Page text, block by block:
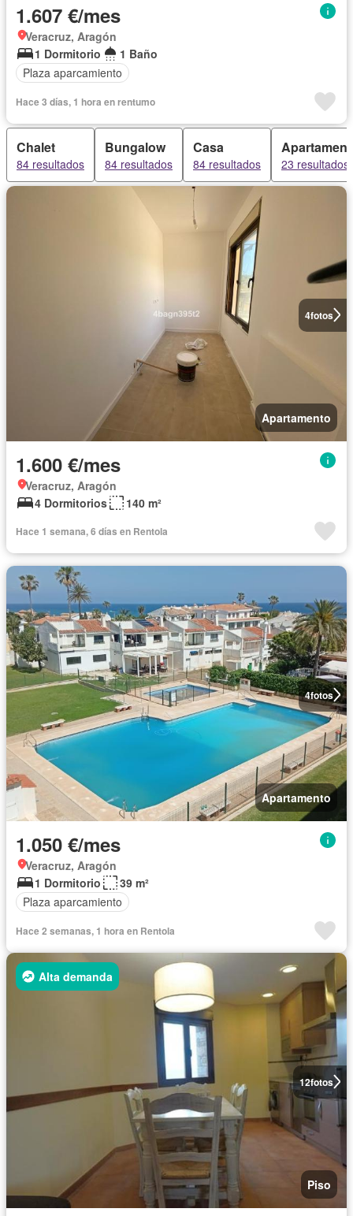
1.607 €/mes
Veracruz, Aragón
1 Dormitorio
1 Baño
Plaza aparcamiento
Hace 3 días, 1 hora en rentumo
Chalet
84 resultados
Bungalow
84 resultados
Casa
84 resultados 23 resultados
4fotos
Apartamento
1.600 €/mes
Veracruz, Aragón
4 Dormitorios
140 m²
Hace 1 semana, 6 días en Rentola
4fotos
Apartamento
1.050 €/mes
Veracruz, Aragón
1 Dormitorio
39 m²
Plaza aparcamiento
Hace 2 semanas, 1 hora en Rentola
12fotos
Alta demanda
Piso